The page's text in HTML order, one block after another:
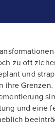
zu oft
und
ihre
und eine